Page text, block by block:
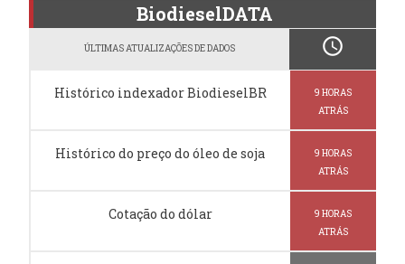
BiodieselDATA
ÚLTIMAS ATUALIZAÇÕES DE DADOS schedule
Histórico indexador BiodieselBR
9 HORAS
ATRÁS
Histórico do preço do óleo de soja
9 HORAS
ATRÁS
Cotação do dólar
9 HORAS
ATRÁS